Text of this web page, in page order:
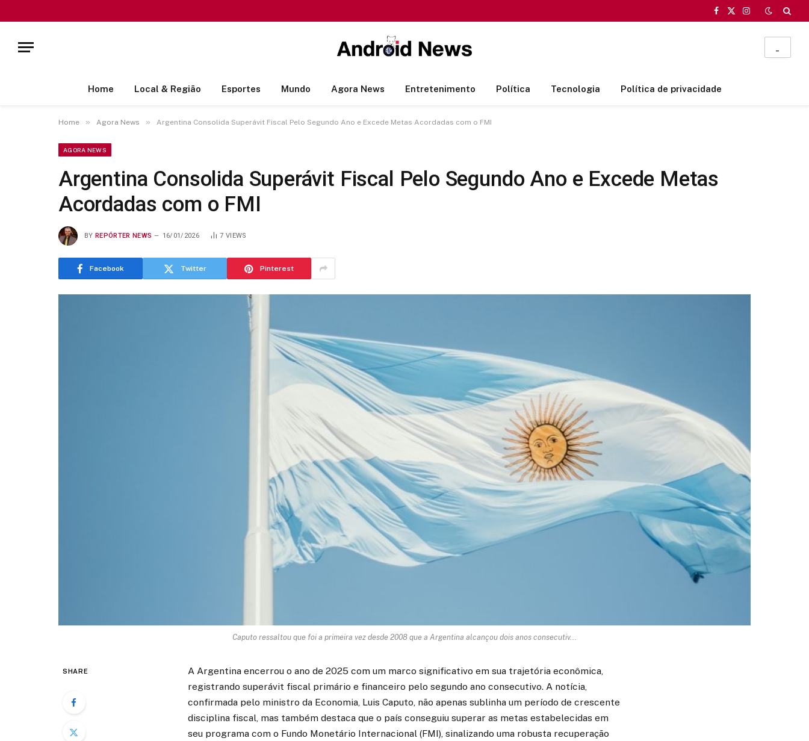
Facebook
X
Instagram
Home Local & Região Esportes Mundo Agora News Entretenimento Política Tecnologia Política de privacidade
Home » Agora News » Argentina Consolida Superávit Fiscal Pelo Segundo Ano e Excede Metas Acordadas com o FMI
AGORA NEWS
Argentina Consolida Superávit Fiscal Pelo Segundo Ano e Excede Metas
Acordadas com o FMI
BY REPÓRTER NEWS 16/01/2026 7 VIEWS
Facebook Twitter Pinterest
Caputo ressaltou que foi a primeira vez desde 2008 que a Argentina alcançou dois anos consecutiv...
SHARE
A Argentina encerrou o ano de 2025 com um marco significativo em sua trajetória econômica,
registrando superávit fiscal primário e financeiro pelo segundo ano consecutivo. A notícia,
confirmada pelo ministro da Economia, Luis Caputo, não apenas sublinha um período de crescente
disciplina fiscal, mas também destaca que o país conseguiu superar as metas estabelecidas em
seu programa com o Fundo Monetário Internacional (FMI), sinalizando uma robusta recuperação